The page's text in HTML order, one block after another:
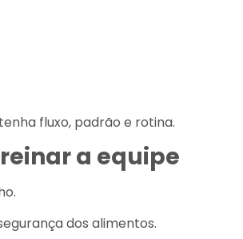
fluxo, padrão e rotina.
a equipe
dos alimentos.